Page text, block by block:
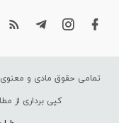
تمامی حقوق مادی و معنوی
کپی برداری از